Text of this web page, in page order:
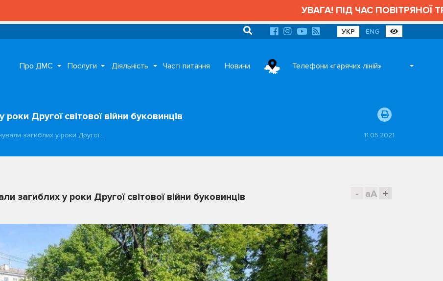
УВАГА! ПІД ЧАС ПОВІТРЯНОЇ
УКР ENG
Про ДМС Послуги Діяльність Часті питання Новини Телефони «гарячих ліній»
Другої світової війни буковинців
загиблих у роки Другої… 11.05.2021
- aA +
загиблих у роки Другої світової війни буковинців